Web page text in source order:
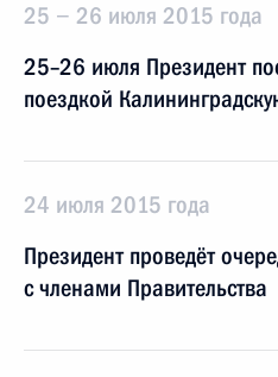
25 − 26 июля 2015 года
25–26 июля Президент
поездкой
24 июля 2015 года
Президент проведёт
с членами Правительства